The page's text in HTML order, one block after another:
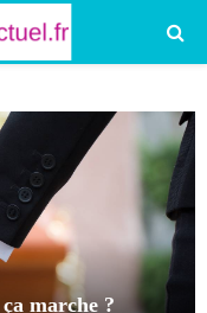
marche ?